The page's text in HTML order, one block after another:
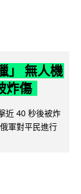
」 無人機
炸傷
近 40 秒後被炸
軍對平民進行